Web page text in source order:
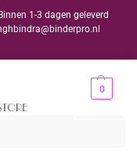
1-3 dagen geleverd
0